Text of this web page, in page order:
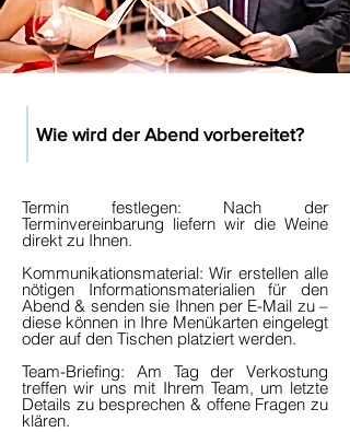
Wie wird der Abend vorbereitet?
Termin festlegen: Nach der
Terminvereinbarung liefern wir die Weine
direkt zu Ihnen.
Kommunikationsmaterial: Wir erstellen alle
nötigen Informationsmaterialien für den
Abend & senden sie Ihnen per E-Mail zu –
diese können in Ihre Menükarten eingelegt
oder auf den Tischen platziert werden.
Team-Briefing: Am Tag der Verkostung
treffen wir uns mit Ihrem Team, um letzte
Details zu besprechen & offene Fragen zu
klären.